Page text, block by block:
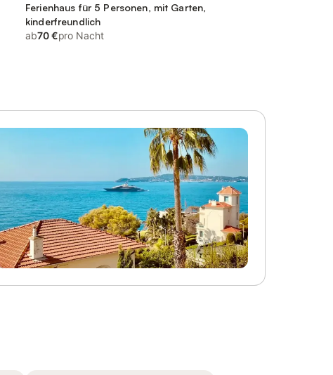
Ferienhaus für 5 Personen, mit Garten,
kinderfreundlich
ab70 €pro Nacht